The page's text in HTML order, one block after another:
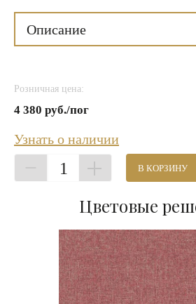
Описание
Розничная цена:
4 380 руб./пог
Узнать о наличии
1 В КОРЗИНУ
Цветовые